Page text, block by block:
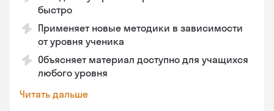
быстро
Применяет новые методики в зависимости
от уровня ученика
Объясняет материал доступно для учащихся
любого уровня
Читать дальше